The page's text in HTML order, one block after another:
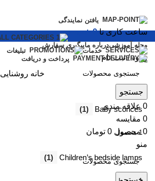
یافتن نمایندگی
ساعت کاری تا9 شب
مجله آموزشیدرباره ماپیگیری سفارش
ورود / ثبت نام
خدمات
تبلیغات
پرداخت و دریافت
جستجو
0 علاقه مندی
0 مقایسه
0 محصول 0 تومان
منو
خانه روشنایی
Baby sconces
(1)
1 محصول
Children’s bedside lamps
(1)